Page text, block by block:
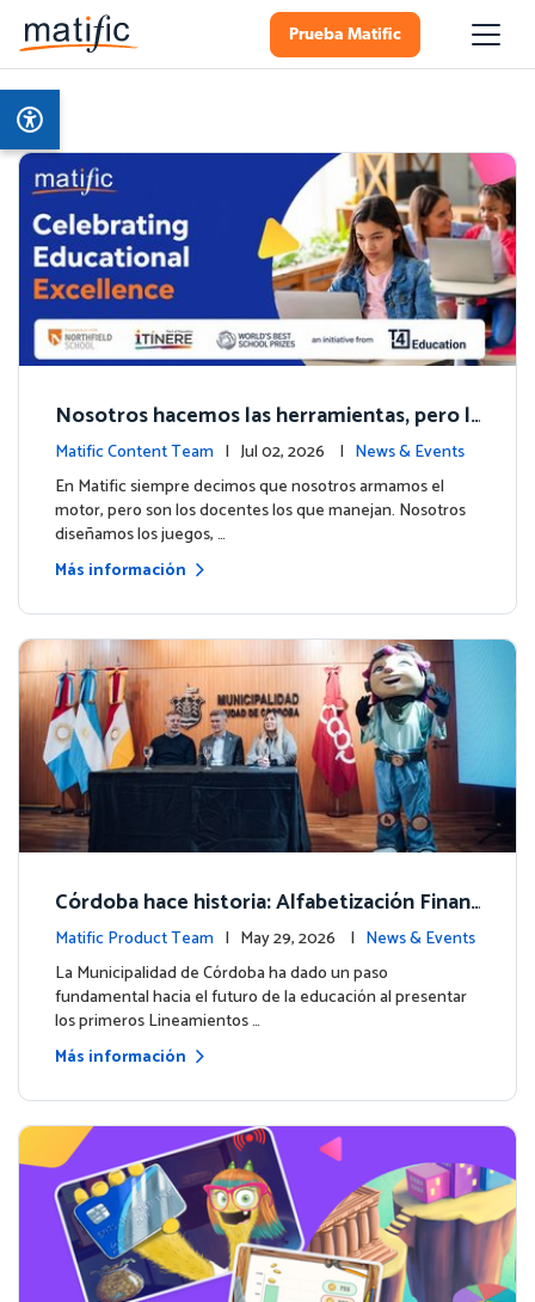
Prueba Matific
Nosotros hacemos las herramientas, pero l
os colegios hacen la magia: Celebramos el h
ito de Northfield School en T4.
Matific Content Team | Jul 02, 2026 | News & Events
En Matific siempre decimos que nosotros armamos el
motor, pero son los docentes los que manejan. Nosotros
diseñamos los juegos, …
Más información
Córdoba hace historia: Alfabetización Finan
ciera para más de 13.000 estudiantes junto
a Matific
Matific Product Team | May 29, 2026 | News & Events
La Municipalidad de Córdoba ha dado un paso
fundamental hacia el futuro de la educación al presentar
los primeros Lineamientos …
Más información